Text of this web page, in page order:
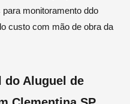
monitoramento ddo
custo com mão de obra da
do Aluguel de